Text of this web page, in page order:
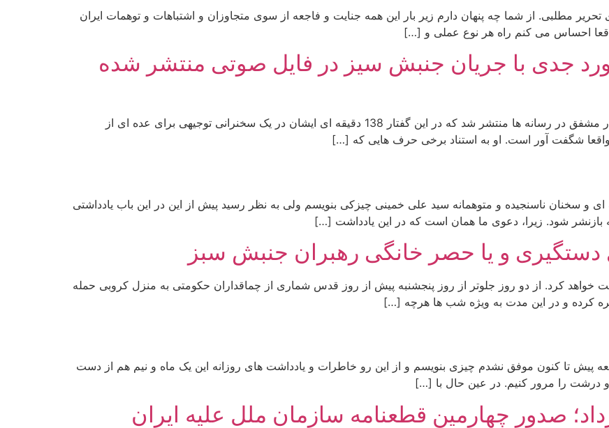
مطلبی. از شما چه پنهان دارم زیر بار این همه جنایت و فاجعه از سوی متجاوزان و اشتباهات و توهمات ایران
احساس می کنم راه هر نوع عملی و […]
جدی با جریان جنبش سیز در فایل صوتی منتشر شده
3 در چند ماه اخیر فایل صوتی ای از شخصی به نام سردار مشفق در رسانه ها منتشر شد که در این گفتار 138 دقیقه ای ایشان در یک سخنرانی توجیهی برای عده ای از
شگفت آور است. او به استناد برخی حرف هایی که […]
ای و سخنان ناسنجیده و متوهمانه سید علی خمینی چیزکی بنویسم ولی به نظر رسید پیش از این در این باب یادداشتی
بازنشر شود. زیرا، دعوی ما همان است که در این یادداشت […]
دستگیری و یا حصر خانگی رهبران جنبش سبز
خواهد کرد. از دو روز جلوتر از روز پنجشنبه پیش از روز قدس شماری از چماقداران حکومتی به منزل کروبی حمله
کرده و در این مدت به ویژه شب ها هرچه […]
/ 17 سپتامبر 2010 متأسفانه از دفعه پیش تا کنون موفق نشدم چیزی بنویسم و از این رو خاطرات و یادداشت های روزانه این یک ماه و نیم هم از دست
و درشت را مرور کنیم. در عین حال با […]